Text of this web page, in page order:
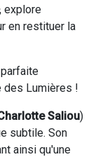
, explore
en restituer la
des Lumières !
Saliou)
subtile. Son
ainsi qu'une